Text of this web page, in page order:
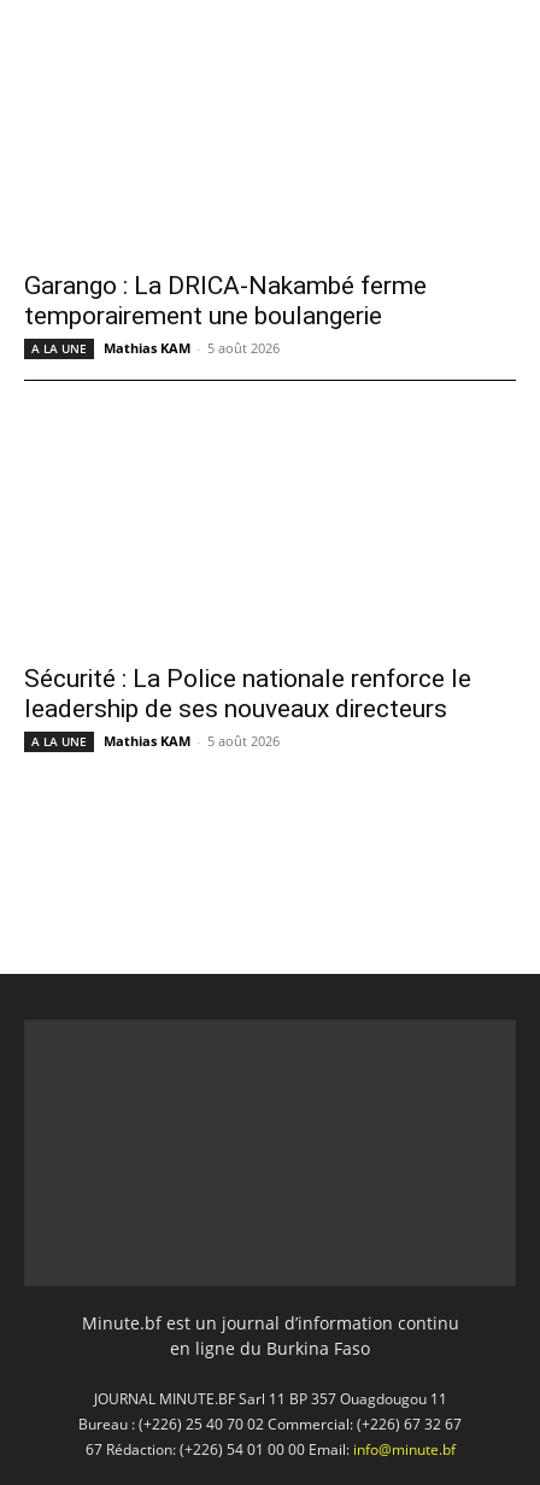
Garango : La DRICA-Nakambé ferme
temporairement une boulangerie
A LA UNE Mathias KAM - 5 août 2026
Sécurité : La Police nationale renforce le
leadership de ses nouveaux directeurs
A LA UNE Mathias KAM - 5 août 2026
Minute.bf est un journal d’information continu
en ligne du Burkina Faso
JOURNAL MINUTE.BF Sarl 11 BP 357 Ouagdougou 11
Bureau : (+226) 25 40 70 02 Commercial: (+226) 67 32 67
67 Rédaction: (+226) 54 01 00 00 Email: info@minute.bf